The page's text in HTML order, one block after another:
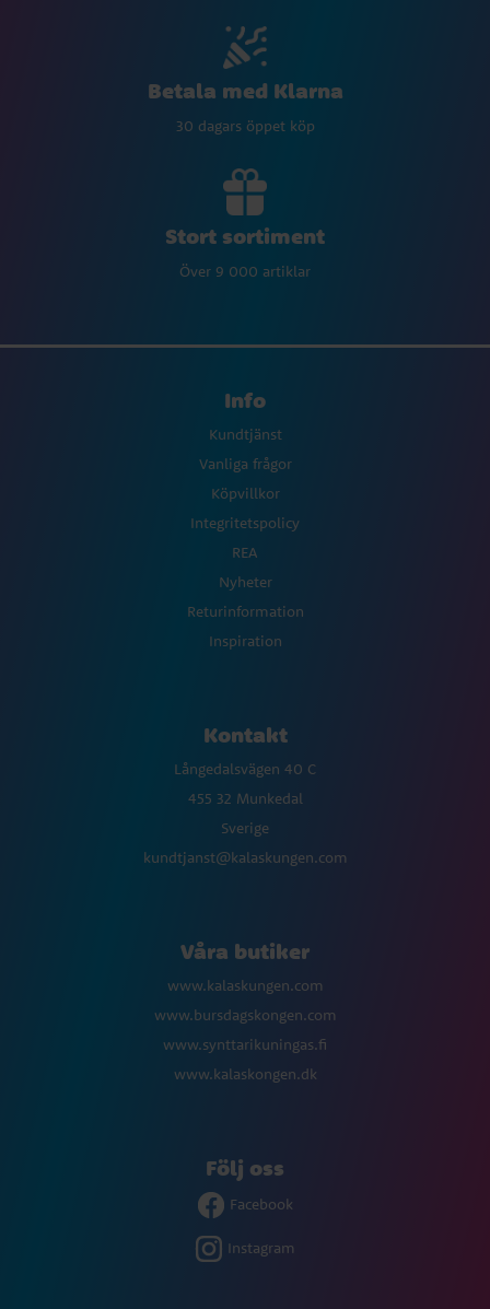
Betala med Klarna
30 dagars öppet köp
Stort sortiment
Över 9 000 artiklar
Info
Kundtjänst
Vanliga frågor
Köpvillkor
Integritetspolicy
REA
Nyheter
Returinformation
Inspiration
Kontakt
Långedalsvägen 40 C
455 32 Munkedal
Sverige
kundtjanst@kalaskungen.com
Våra butiker
www.kalaskungen.com
www.bursdagskongen.com
www.synttarikuningas.fi
www.kalaskongen.dk
Följ oss
Facebook
Instagram